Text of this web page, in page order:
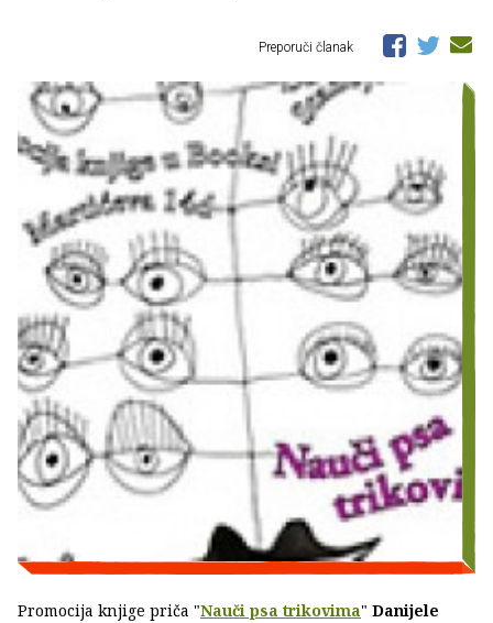
Preporuči članak
Promocija knjige priča "Nauči psa trikovima" Danijele